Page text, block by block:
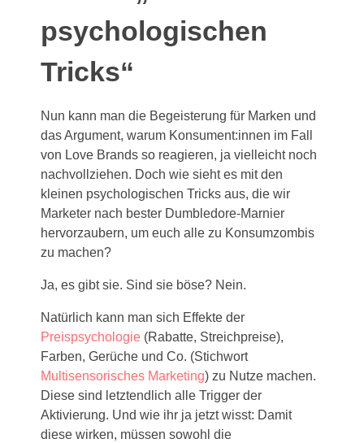
psychologischen
Tricks“
Nun kann man die Begeisterung für Marken und
das Argument, warum Konsument:innen im Fall
von Love Brands so reagieren, ja vielleicht noch
nachvollziehen. Doch wie sieht es mit den
kleinen psychologischen Tricks aus, die wir
Marketer nach bester Dumbledore-Marnier
hervorzaubern, um euch alle zu Konsumzombis
zu machen?
Ja, es gibt sie. Sind sie böse? Nein.
Natürlich kann man sich Effekte der
Preispsychologie (Rabatte, Streichpreise),
Farben, Gerüche und Co. (Stichwort
Multisensorisches Marketing) zu Nutze machen.
Diese sind letztendlich alle Trigger der
Aktivierung. Und wie ihr ja jetzt wisst: Damit
diese wirken, müssen sowohl die